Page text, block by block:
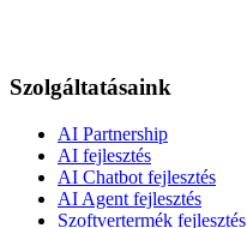
Szolgáltatásaink
AI Partnership
AI fejlesztés
AI Chatbot fejlesztés
AI Agent fejlesztés
Szoftvertermék fejlesztés